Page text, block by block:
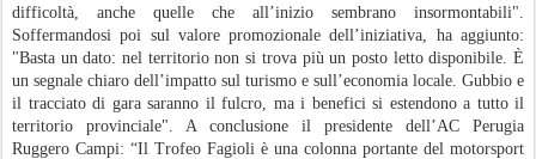
difficoltà, anche quelle che all’inizio sembrano insormontabili".
Soffermandosi poi sul valore promozionale dell’iniziativa, ha aggiunto:
"Basta un dato: nel territorio non si trova più un posto letto disponibile. È
un segnale chiaro dell’impatto sul turismo e sull’economia locale. Gubbio e
il tracciato di gara saranno il fulcro, ma i benefici si estendono a tutto il
territorio provinciale". A conclusione il presidente dell’AC Perugia
Ruggero Campi: “Il Trofeo Fagioli è una colonna portante del motorsport